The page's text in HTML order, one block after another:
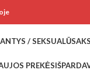
/ SEKSUALŪS
PREKĖS